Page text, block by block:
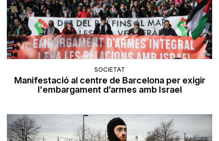
SOCIETAT
Manifestació al centre de Barcelona per exigir
l'embargament d’armes amb Israel